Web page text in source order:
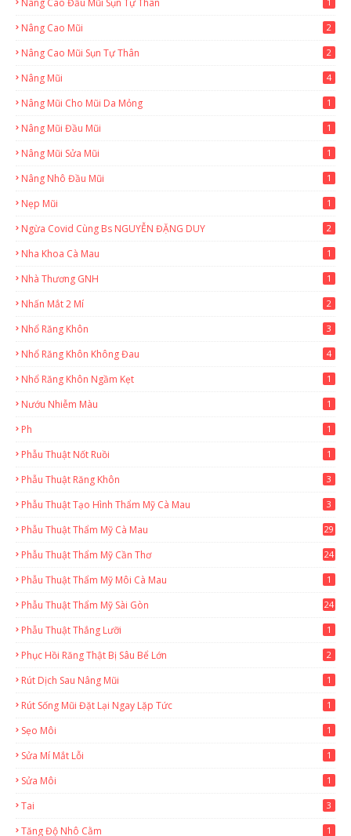
Nâng Cao Đầu Mũi Sụn Tự Thân
Nâng Cao Mũi 2
Nâng Cao Mũi Sụn Tự Thân 2
Nâng Mũi 4
Nâng Mũi Cho Mũi Da Mỏng 1
Nâng Mũi Đầu Mũi 1
Nâng Mũi Sửa Mũi 1
Nâng Nhô Đầu Mũi 1
Nẹp Mũi 1
Ngừa Covid Cùng Bs NGUYỄN ĐẶNG DUY 2
Nha Khoa Cà Mau 1
Nhà Thương GNH 1
Nhấn Mắt 2 Mí 2
Nhổ Răng Khôn 3
Nhổ Răng Khôn Không Đau 4
Nhổ Răng Khôn Ngầm Kẹt 1
Nướu Nhiễm Màu 1
Ph 1
Phẫu Thuật Nốt Ruồi 1
Phẫu Thuật Răng Khôn 3
Phẫu Thuật Tạo Hình Thẩm Mỹ Cà Mau 3
Phẫu Thuật Thẩm Mỹ Cà Mau
29
Phẫu Thuật Thẩm Mỹ Cần Thơ
24
Phẫu Thuật Thẩm Mỹ Môi Cà Mau 1
Phẫu Thuật Thẩm Mỹ Sài Gòn
24
Phẫu Thuật Thắng Lưỡi 1
Phục Hồi Răng Thật Bị Sâu Bể Lớn 2
Rút Dịch Sau Nâng Mũi 1
Rút Sống Mũi Đặt Lại Ngay Lặp Tức 1
Sẹo Môi 1
Sửa Mí Mắt Lỗi 1
Sửa Môi 1
Tai 3
Tăng Độ Nhô Cằm 1